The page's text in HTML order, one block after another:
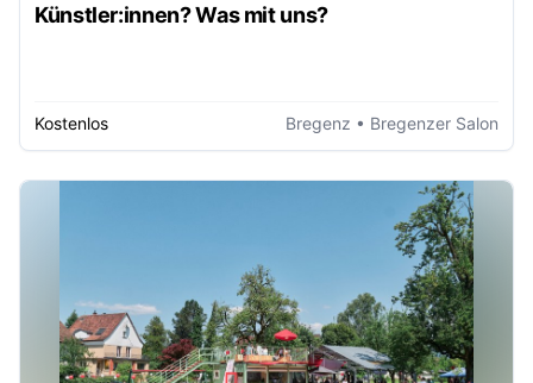
Künstler:innen? Was mit uns?
Kostenlos Bregenz • Bregenzer Salon